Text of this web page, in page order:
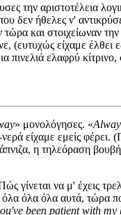
την αριστοτέλεια
ήθελες ν'
και στοιχείωναν
(ευτυχώς είχαμε
πινελιά ελαφρύ
» μονολόγησες. «
είχαμε εμείς φέρει.
η τηλεόραση
να μ' έχεις
όλα όλα όλα αυτά, τώρα
been patient with my